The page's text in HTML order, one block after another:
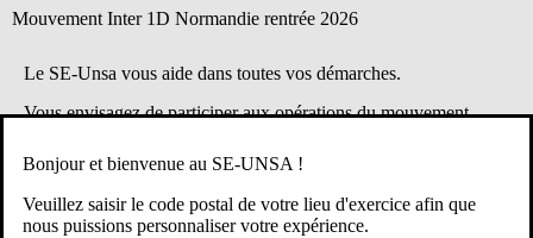
Mouvement Inter 1D Normandie rentrée 2026
Le SE-Unsa vous aide dans toutes vos démarches.
Vous envisagez de participer aux opérations du mouvement
modalités de participation au mouvement inter 2025 ont été
publiées
Bonjour et bienvenue au SE-UNSA !
Veuillez saisir le code postal de votre lieu d'exercice afin que
nous puissions personnaliser votre expérience.